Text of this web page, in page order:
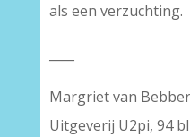
als een verzuchting.
Margriet van
Uitgeverij U2pi, 94